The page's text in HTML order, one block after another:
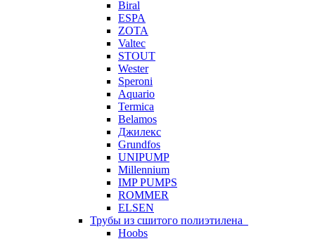
Biral
ESPA
ZOTA
Valtec
STOUT
Wester
Speroni
Aquario
Termica
Belamos
Джилекс
Grundfos
UNIPUMP
Millennium
IMP PUMPS
ROMMER
ELSEN
Трубы из сшитого полиэтилена
Hoobs